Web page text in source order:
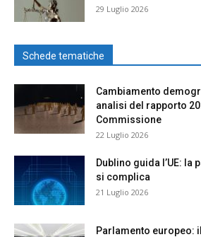
29 Luglio 2026
Schede tematiche
Cambiamento
analisi del rapporto
Commissione
22 Luglio 2026
Dublino guida l’UE: la
si complica
21 Luglio 2026
Parlamento europeo: